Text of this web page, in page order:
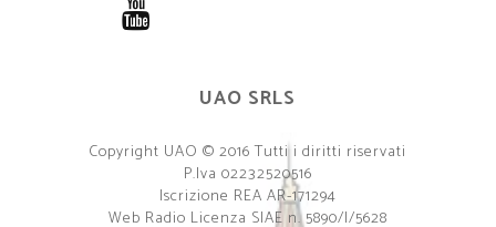
UAO SRLS
Copyright UAO © 2016 Tutti i diritti riservati
P.Iva 02232520516
Iscrizione REA AR-171294
Web Radio Licenza SIAE n. 5890/I/5628